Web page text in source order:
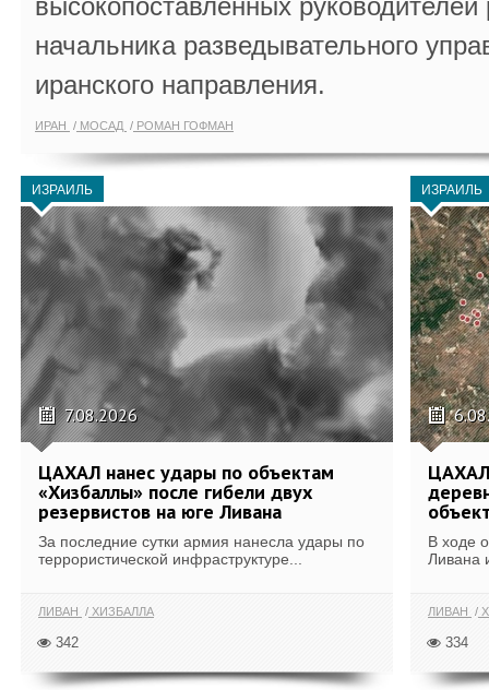
высокопоставленных
начальника разведывательного
иранского направления.
ИРАН МОСАД РОМАН ГОФМАН
ИЗРАИЛЬ
7.08.2026
ЦАХАЛ нанес удары по объектам
«Хизбаллы» после гибели двух
резервистов на юге Ливана
За последние сутки армия нанесла удары по
террористической инфраструктуре...
ЛИВАН ХИЗБАЛЛА
342
ИЗРАИЛЬ
В ходе
Ливана
ЛИВАН
334